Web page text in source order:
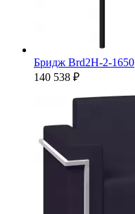
Бридж Brd2H-2-1650
140 538 ₽